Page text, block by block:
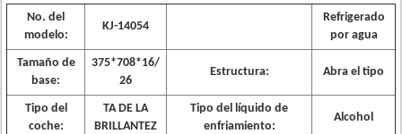
No. del
modelo:
KJ-14054
Refrigerado
por agua
Tamaño de
base:
375*708*16/
26
Estructura: Abra el tipo
Tipo del
coche:
TA DE LA
BRILLANTEZ
Tipo del líquido de
enfriamiento:
Alcohol